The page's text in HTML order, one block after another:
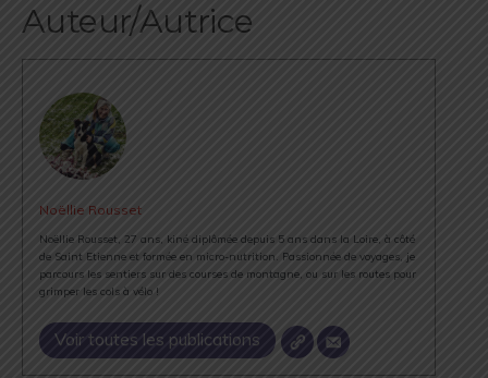
Auteur/Autrice
Noëllie Rousset
Noëllie Rousset, 27 ans, kiné diplômée depuis 5 ans dans la Loire, à côté
de Saint Etienne et formée en micro-nutrition. Passionnée de voyages, je
parcours les sentiers sur des courses de montagne, ou sur les routes pour
grimper les cols à vélo !
Voir toutes les publications